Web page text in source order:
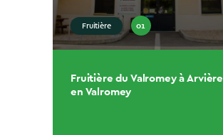
Fruitière 01
Fruitière du Valromey à Arvière
en Valromey